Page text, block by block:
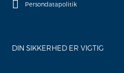
Persondatapolitik
DIN SIKKERHED ER VIGTIG